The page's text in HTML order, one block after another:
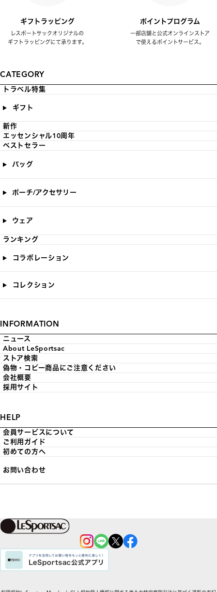
ギフトラッピング
レスポートサックオリジナルの
ギフトラッピングにて承ります。
ポイントプログラム
一部店舗と公式オンラインストア
で使えるポイントサービス。
CATEGORY
トラベル特集
ギフト
新作
エッセンシャル10周年
ベストセラー
バッグ
ポーチ/アクセサリー
ウェア
ランキング
コラボレーション
コレクション
INFORMATION
ニュース
About LeSportsac
ストア検索
偽物・コピー商品にご注意ください
会社概要
採用サイト
HELP
会員サービスについて
ご利用ガイド
初めての方へ
お問い合わせ